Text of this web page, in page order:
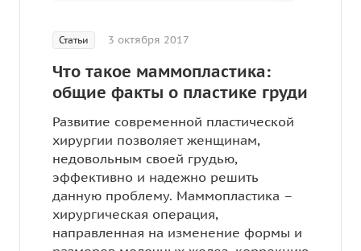
Статьи 3 октября 2017
Что такое маммопластика:
общие факты о пластике груди
Развитие современной пластической
хирургии позволяет женщинам,
недовольным своей грудью,
эффективно и надежно решить
данную проблему. Маммопластика –
хирургическая операция,
направленная на изменение формы и